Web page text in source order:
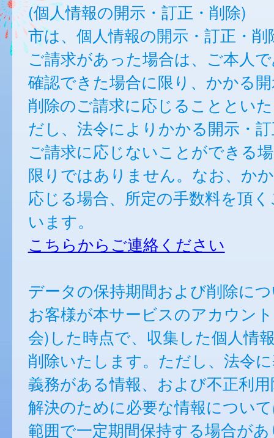
(個人情報の開示・訂正・削除)
市は、個人情報の開示・訂正・
ご請求があった場合は、ご本人
確認できた場合に限り、かかる
削除のご請求に応じることとい
だし、法令によりかかる開示・
ご請求に応じないことができる
限りではありません。なお、か
応じる場合、所定の手数料を頂
います。
こちらからご連絡ください
データの保持期間および削除に
お客様が本サービスのアカウン
会)した時点で、収集した個人情
削除いたします。ただし、法令
義務がある情報、および不正利
解決のために必要な情報につい
範囲で一定期間保持する場合が